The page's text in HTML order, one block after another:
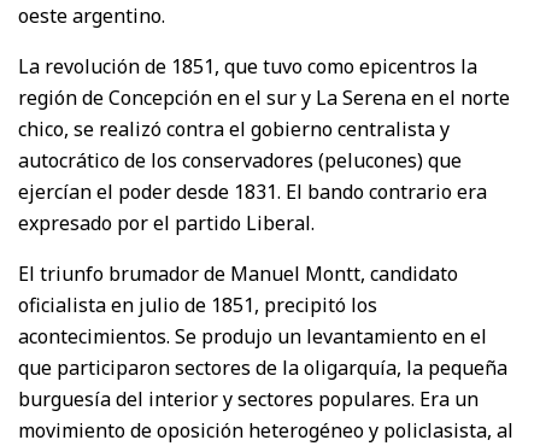
oeste argentino.
La revolución de 1851, que tuvo como epicentros la
región de Concepción en el sur y La Serena en el norte
chico, se realizó contra el gobierno centralista y
autocrático de los conservadores (pelucones) que
ejercían el poder desde 1831. El bando contrario era
expresado por el partido Liberal.
El triunfo brumador de Manuel Montt, candidato
oficialista en julio de 1851, precipitó los
acontecimientos. Se produjo un levantamiento en el
que participaron sectores de la oligarquía, la pequeña
burguesía del interior y sectores populares. Era un
movimiento de oposición heterogéneo y policlasista, al